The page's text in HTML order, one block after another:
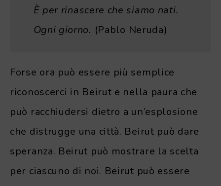
È per rinascere che siamo nati.
Ogni giorno. (Pablo Neruda)
Forse ora può essere più semplice
riconoscerci in Beirut e nella paura che
può racchiudersi dietro a un’esplosione
che distrugge una città. Beirut può dare
speranza. Beirut può mostrare la scelta
per ciascuno di noi. Beirut può essere